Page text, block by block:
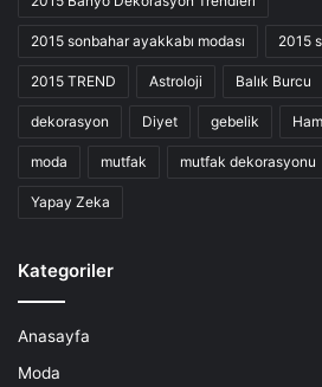
2015 sonbahar ayakkabı modası 2015
2015 TREND Astroloji Balık Burcu
dekorasyon Diyet gebelik
moda mutfak mutfak dekorasyonu
Yapay Zeka
Kategoriler
Anasayfa
Moda